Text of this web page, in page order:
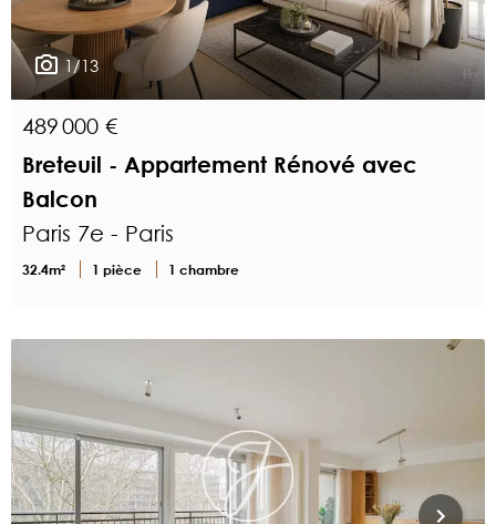
1/13
489 000 €
Breteuil - Appartement Rénové avec
Balcon
Paris 7e - Paris
32.4m² 1 pièce 1 chambre